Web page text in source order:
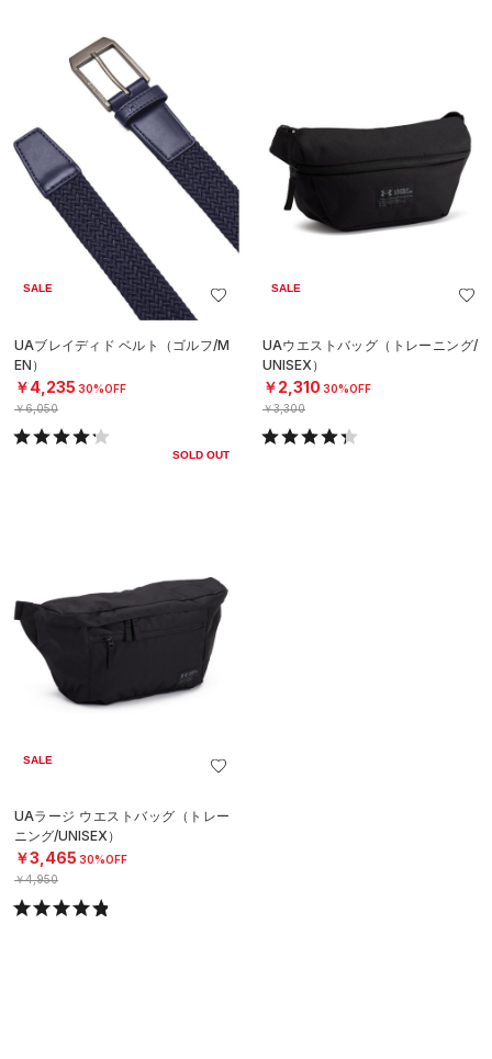
SALE
UAブレイディド ベルト（ゴルフ/M
EN）
￥4,235 30%OFF
￥6,050
SOLD OUT
SALE
UAウエストバッグ（トレーニング/
UNISEX）
￥2,310 30%OFF
￥3,300
SALE
UAラージ ウエストバッグ（トレー
ニング/UNISEX）
￥3,465 30%OFF
￥4,950